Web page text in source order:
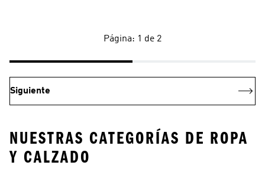
Página: 1 de 2
Siguiente
NUESTRAS CATEGORÍAS DE ROPA
Y CALZADO